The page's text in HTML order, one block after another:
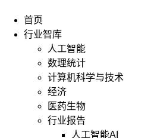
首页
行业智库
人工智能
数理统计
计算机科学与技术
经济
医药生物
行业报告
人工智能AI